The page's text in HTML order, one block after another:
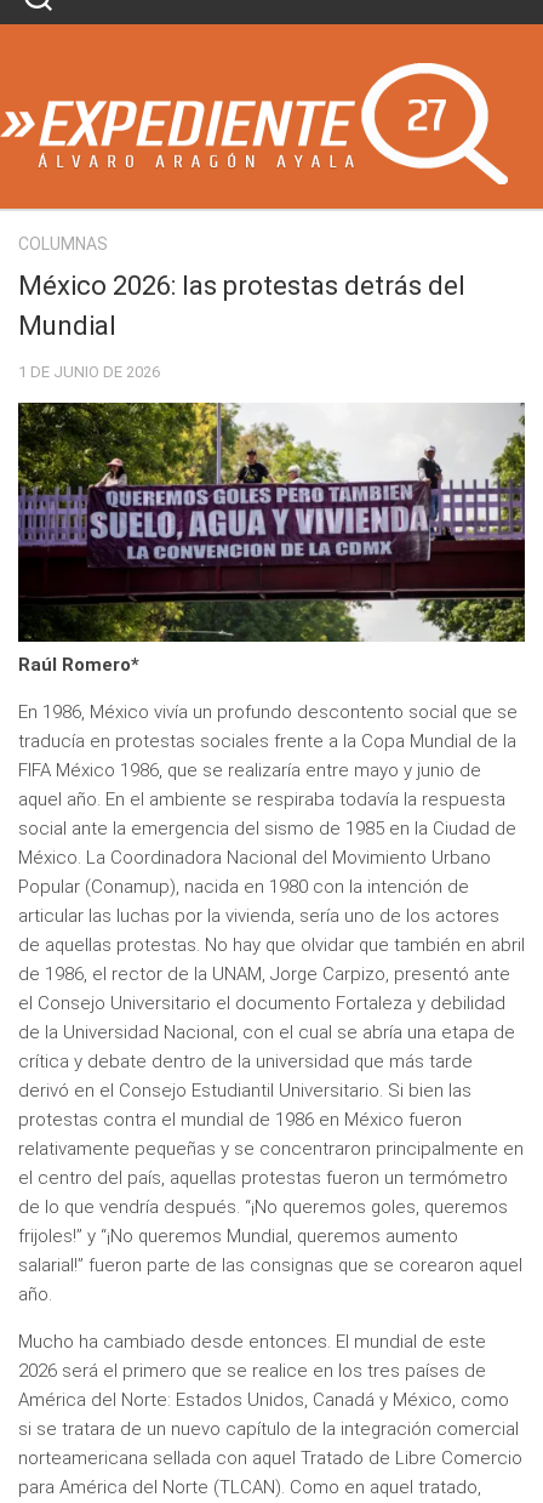
Skip
COLUMNAS
México 2026: las protestas detrás del
Mundial
1 DE JUNIO DE 2026
Raúl Romero*
En 1986, México vivía un profundo descontento social que se
traducía en protestas sociales frente a la Copa Mundial de la
FIFA México 1986, que se realizaría entre mayo y junio de
aquel año. En el ambiente se respiraba todavía la respuesta
social ante la emergencia del sismo de 1985 en la Ciudad de
México. La Coordinadora Nacional del Movimiento Urbano
Popular (Conamup), nacida en 1980 con la intención de
articular las luchas por la vivienda, sería uno de los actores
de aquellas protestas. No hay que olvidar que también en abril
de 1986, el rector de la UNAM, Jorge Carpizo, presentó ante
el Consejo Universitario el documento Fortaleza y debilidad
de la Universidad Nacional, con el cual se abría una etapa de
crítica y debate dentro de la universidad que más tarde
derivó en el Consejo Estudiantil Universitario. Si bien las
protestas contra el mundial de 1986 en México fueron
relativamente pequeñas y se concentraron principalmente en
el centro del país, aquellas protestas fueron un termómetro
de lo que vendría después. “¡No queremos goles, queremos
frijoles!” y “¡No queremos Mundial, queremos aumento
salarial!” fueron parte de las consignas que se corearon aquel
año.
Mucho ha cambiado desde entonces. El mundial de este
2026 será el primero que se realice en los tres países de
América del Norte: Estados Unidos, Canadá y México, como
si se tratara de un nuevo capítulo de la integración comercial
norteamericana sellada con aquel Tratado de Libre Comercio
para América del Norte (TLCAN). Como en aquel tratado,